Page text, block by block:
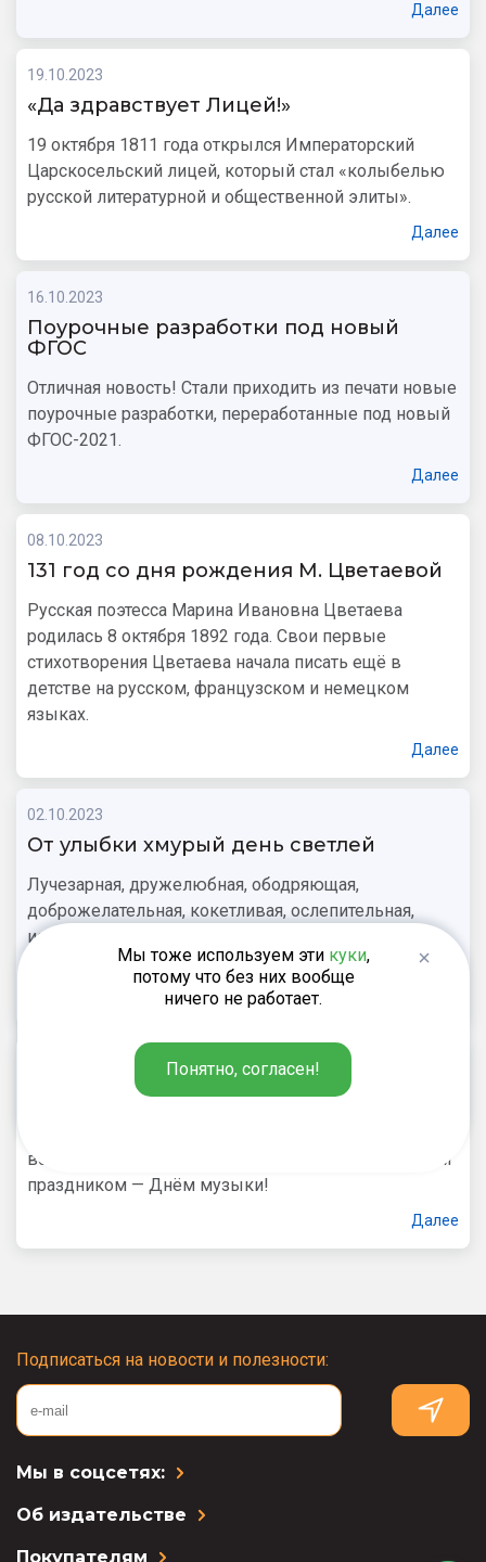
Далее
19.10.2023
«Да здравствует Лицей!»
19 октября 1811 года открылся Императорский
Царскосельский лицей, который стал «колыбелью
русской литературной и общественной элиты».
Далее
16.10.2023
Поурочные разработки под новый
ФГОС
Отличная новость! Стали приходить из печати новые
поурочные разработки, переработанные под новый
ФГОС-2021.
Далее
08.10.2023
131 год со дня рождения М. Цветаевой
Русская поэтесса Марина Ивановна Цветаева
родилась 8 октября 1892 года. Свои первые
стихотворения Цветаева начала писать ещё в
детстве на русском, французском и немецком
языках.
Далее
02.10.2023
От улыбки хмурый день светлей
Лучезарная, дружелюбная, ободряющая,
доброжелательная, кокетливая, ослепительная,
искренняя улыбка — ваш спутник на сегодняшний
день — Всемирный день улыбки!
«Музыка — высшее в мире искусство»
всех преподавателей музыки с профессиональным
праздником — Днём музыки!
Далее
Подписаться на новости и полезности:
Мы в соцсетях:
Об издательстве
Покупателям
Мы тоже используем эти куки,
потому что без них вообще
ничего не работает.
Понятно, согласен!